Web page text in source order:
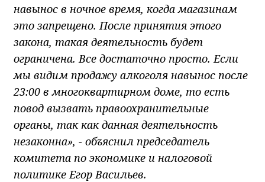
навынос в ночное время, когда магазинам
это запрещено. После принятия этого
закона, такая деятельность будет
ограничена. Все достаточно просто. Если
мы видим продажу алкоголя навынос после
23:00 в многоквартирном доме, то есть
повод вызвать правоохранительные
органы, так как данная деятельность
незаконна», - объяснил председатель
комитета по экономике и налоговой
политике Егор Васильев.